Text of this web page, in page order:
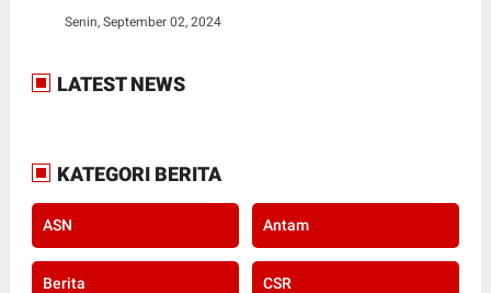
Senin, September 02, 2024
LATEST NEWS
KATEGORI BERITA
ASN Antam
Berita CSR